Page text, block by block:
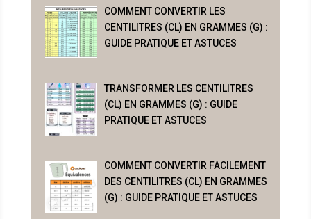
COMMENT CONVERTIR LES
CENTILITRES (CL) EN GRAMMES (G) :
GUIDE PRATIQUE ET ASTUCES
TRANSFORMER LES CENTILITRES
(CL) EN GRAMMES (G) : GUIDE
PRATIQUE ET ASTUCES
COMMENT CONVERTIR FACILEMENT
DES CENTILITRES (CL) EN GRAMMES
(G) : GUIDE PRATIQUE ET ASTUCES